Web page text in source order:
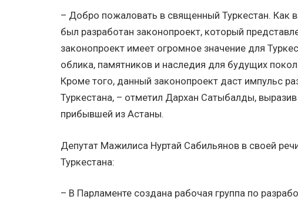
– Добро пожаловать в священный Туркестан. Как
был разработан законопроект, который
законопроект имеет огромное значение для
облика, памятников и наследия для будущих
Кроме того, данный законопроект даст импульс
Туркестана, – отметил Дархан Сатыбалды,
прибывшей из Астаны.
Депутат Мажилиса Нуртай Сабильянов в своей
Туркестана:
– В Парламенте создана рабочая группа по